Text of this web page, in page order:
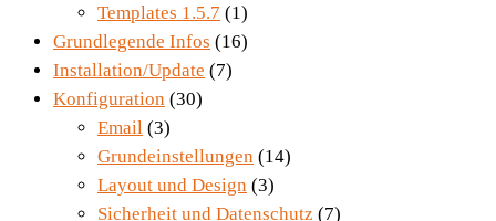
Templates 1.5.7 (1)
Grundlegende Infos (16)
Installation/Update (7)
Konfiguration (30)
Email (3)
Grundeinstellungen (14)
Layout und Design (3)
Sicherheit und Datenschutz (7)